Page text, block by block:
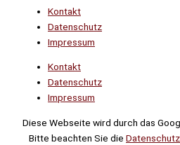
Kontakt
Datenschutz
Impressum
Kontakt
Datenschutz
Impressum
Diese Webseite wird durch das
Bitte beachten Sie die